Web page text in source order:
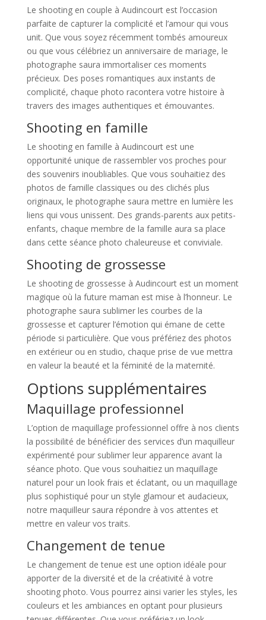
Le shooting en couple à Audincourt est l’occasion
parfaite de capturer la complicité et l’amour qui vous
unit. Que vous soyez récemment tombés amoureux
ou que vous célébriez un anniversaire de mariage, le
photographe saura immortaliser ces moments
précieux. Des poses romantiques aux instants de
complicité, chaque photo racontera votre histoire à
travers des images authentiques et émouvantes.
Shooting en famille
Le shooting en famille à Audincourt est une
opportunité unique de rassembler vos proches pour
des souvenirs inoubliables. Que vous souhaitiez des
photos de famille classiques ou des clichés plus
originaux, le photographe saura mettre en lumière les
liens qui vous unissent. Des grands-parents aux petits-
enfants, chaque membre de la famille aura sa place
dans cette séance photo chaleureuse et conviviale.
Shooting de grossesse
Le shooting de grossesse à Audincourt est un moment
magique où la future maman est mise à l’honneur. Le
photographe saura sublimer les courbes de la
grossesse et capturer l’émotion qui émane de cette
période si particulière. Que vous préfériez des photos
en extérieur ou en studio, chaque prise de vue mettra
en valeur la beauté et la féminité de la maternité.
Options supplémentaires
Maquillage professionnel
L’option de maquillage professionnel offre à nos clients
la possibilité de bénéficier des services d’un maquilleur
expérimenté pour sublimer leur apparence avant la
séance photo. Que vous souhaitiez un maquillage
naturel pour un look frais et éclatant, ou un maquillage
plus sophistiqué pour un style glamour et audacieux,
notre maquilleur saura répondre à vos attentes et
mettre en valeur vos traits.
Changement de tenue
Le changement de tenue est une option idéale pour
apporter de la diversité et de la créativité à votre
shooting photo. Vous pourrez ainsi varier les styles, les
couleurs et les ambiances en optant pour plusieurs